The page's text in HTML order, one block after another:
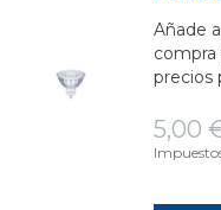
Añade
compra
precios
5,00